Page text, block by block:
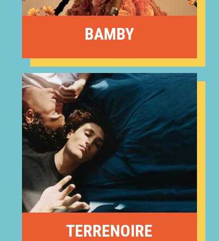
BAMBY
TERRENOIRE